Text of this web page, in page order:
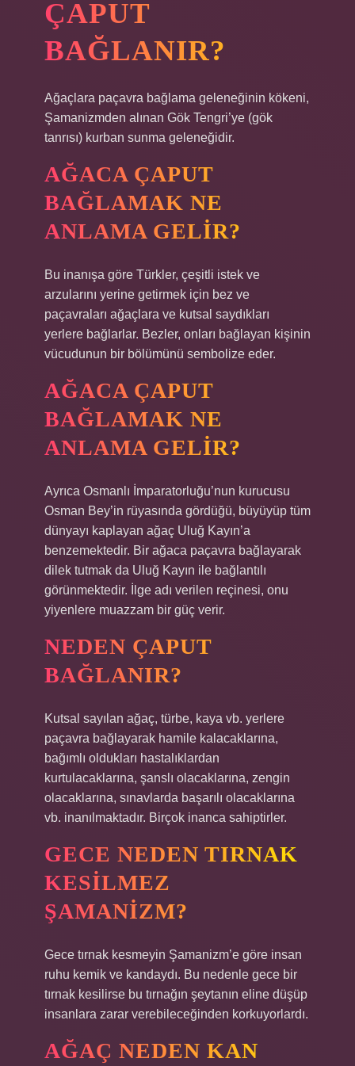
ÇAPUT
BAĞLANIR?
Ağaçlara paçavra bağlama geleneğinin kökeni,
Şamanizmden alınan Gök Tengri’ye (gök
tanrısı) kurban sunma geleneğidir.
AĞACA ÇAPUT
BAĞLAMAK NE
ANLAMA GELIR?
Bu inanışa göre Türkler, çeşitli istek ve
arzularını yerine getirmek için bez ve
paçavraları ağaçlara ve kutsal saydıkları
yerlere bağlarlar. Bezler, onları bağlayan kişinin
vücudunun bir bölümünü sembolize eder.
AĞACA ÇAPUT
BAĞLAMAK NE
ANLAMA GELIR?
Ayrıca Osmanlı İmparatorluğu’nun kurucusu
Osman Bey’in rüyasında gördüğü, büyüyüp tüm
dünyayı kaplayan ağaç Uluğ Kayın’a
benzemektedir. Bir ağaca paçavra bağlayarak
dilek tutmak da Uluğ Kayın ile bağlantılı
görünmektedir. İlge adı verilen reçinesi, onu
yiyenlere muazzam bir güç verir.
NEDEN ÇAPUT
BAĞLANIR?
Kutsal sayılan ağaç, türbe, kaya vb. yerlere
paçavra bağlayarak hamile kalacaklarına,
bağımlı oldukları hastalıklardan
kurtulacaklarına, şanslı olacaklarına, zengin
olacaklarına, sınavlarda başarılı olacaklarına
vb. inanılmaktadır. Birçok inanca sahiptirler.
GECE NEDEN TIRNAK
KESILMEZ
ŞAMANIZM?
Gece tırnak kesmeyin Şamanizm’e göre insan
ruhu kemik ve kandaydı. Bu nedenle gece bir
tırnak kesilirse bu tırnağın şeytanın eline düşüp
insanlara zarar verebileceğinden korkuyorlardı.
AĞAÇ NEDEN KAN